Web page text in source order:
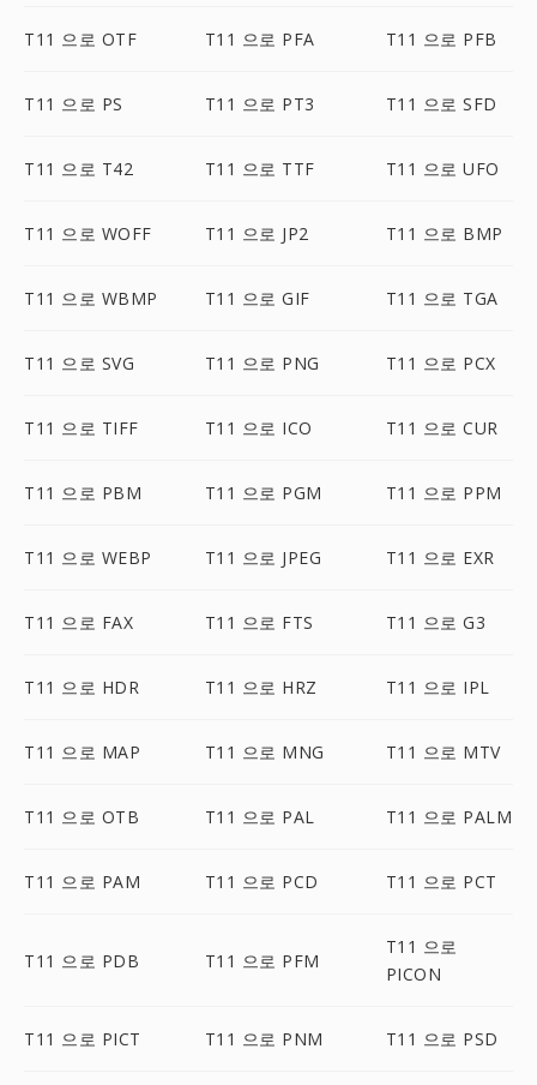
T11 으로 OTF T11 으로 PFA T11 으로 PFB
T11 으로 PS T11 으로 PT3 T11 으로 SFD
T11 으로 T42 T11 으로 TTF T11 으로 UFO
T11 으로 WOFF T11 으로 JP2 T11 으로 BMP
T11 으로 WBMP T11 으로 GIF T11 으로 TGA
T11 으로 SVG T11 으로 PNG T11 으로 PCX
T11 으로 TIFF T11 으로 ICO T11 으로 CUR
T11 으로 PBM T11 으로 PGM T11 으로 PPM
T11 으로 WEBP T11 으로 JPEG T11 으로 EXR
T11 으로 FAX T11 으로 FTS T11 으로 G3
T11 으로 HDR T11 으로 HRZ T11 으로 IPL
T11 으로 MAP T11 으로 MNG T11 으로 MTV
T11 으로 OTB T11 으로 PAL T11 으로 PALM
T11 으로 PAM T11 으로 PCD T11 으로 PCT
T11 으로 PDB T11 으로 PFM
T11 으로
PICON
T11 으로 PICT T11 으로 PNM T11 으로 PSD